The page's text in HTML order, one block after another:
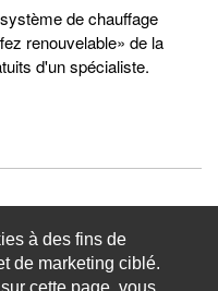
de chauffage
renouvelable» de la
d'un spécialiste.
à des fins de
de marketing ciblé.
cette page, vous